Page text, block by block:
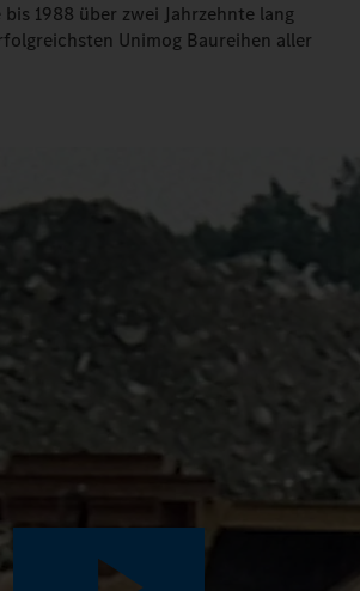
1988 über zwei Jahrzehnte lang
Unimog Baureihen aller